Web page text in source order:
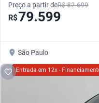
Preço a partir deR$ 82.699
R$79.599
São Paulo
Entrada em 12x -